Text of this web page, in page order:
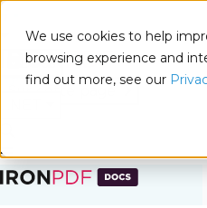
We use cookies to help
browsing experience and
find out more, see our
Passer au contenu du pied
Docs
Sur cette page